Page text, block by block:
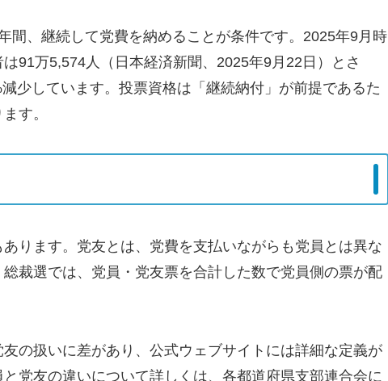
間、継続して党費を納めることが条件です。2025年9月時
91万5,574人（日本経済新聞、2025年9月22日）とさ
少しています。投票資格は「継続納付」が前提であるた
す。
ります。党友とは、党費を支払いながらも党員とは異な
裁選では、党員・党友票を合計した数で党員側の票が配
の扱いに差があり、公式ウェブサイトには詳細な定義が
党友の違いについて詳しくは、各都道府県支部連合会に